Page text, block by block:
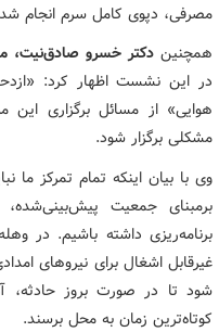
مصرفی، دپوی کامل سرم انجام
همچنیندکتر خسرو صادق‌نیت،
در این نشست اظهار کرد:
هوایی» از مسائل برگزاری
مشکلی برگزار شود.
وی با بیان اینکه تمام تمرکز ما
برمبنای جمعیت
برنامه‌ریزی داشته باشیم. در
غیرقابل اشغال برای نیروهای
شود تا در صورت بروز حادثه،
کوتاه‌ترین زمان به محل برسند.